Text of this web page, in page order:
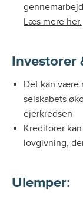
Læs mere her.
Investorer
Det kan være
selskabets
ejerkredsen
Kreditorer
lovgivning,
Ulemper: